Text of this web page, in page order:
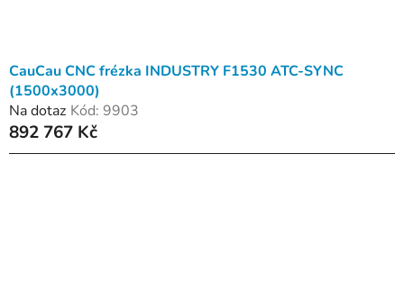
CauCau CNC frézka INDUSTRY F1530 ATC-SYNC
(1500x3000)
Na dotaz Kód: 9903
892 767 Kč